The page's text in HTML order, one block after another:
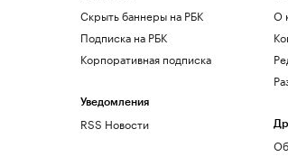
Скрыть баннеры на РБК
Подписка на РБК
Корпоративная подписка
Уведомления
RSS Новости
О